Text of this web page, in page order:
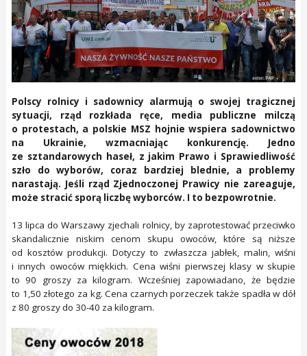
Polscy rolnicy i sadownicy alarmują o swojej tragicznej
sytuacji, rząd rozkłada ręce, media publiczne milczą
o protestach, a polskie MSZ hojnie wspiera sadownictwo
na Ukrainie, wzmacniając konkurencję. Jedno
ze sztandarowych haseł, z jakim Prawo i Sprawiedliwość
szło do wyborów, coraz bardziej blednie, a problemy
narastają. Jeśli rząd Zjednoczonej Prawicy nie zareaguje,
może stracić sporą liczbę wyborców. I to bezpowrotnie.
13 lipca do Warszawy zjechali rolnicy, by zaprotestować przeciwko
skandalicznie niskim cenom skupu owoców, które są niższe
od kosztów produkcji. Dotyczy to zwłaszcza jabłek, malin, wiśni
i innych owoców miękkich. Cena wiśni pierwszej klasy w skupie
to 90 groszy za kilogram. Wcześniej zapowiadano, że będzie
to 1,50 złotego za kg. Cena czarnych porzeczek także spadła w dół
z 80 groszy do 30-40 za kilogram.